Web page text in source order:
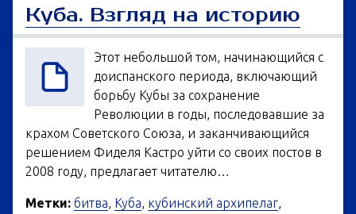
Куба. Взгляд на историю
Этот небольшой том, начинающийся с
доиспанского периода, включающий
борьбу Кубы за сохранение
Революции в годы, последовавшие за
кpaxoм Советского Союза, и заканчивающийся
решением Фиделя Кастро уйти со своих постов в
2008 году, предлагает читателю…
Метки: битва, Куба, кубинский архипелаг,